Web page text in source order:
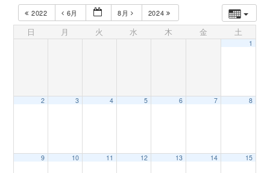
2022 6月 8月 2024
日 月 火 水 木 金 土
1
2 3 4 5 6 7 8
9 10 11 12 13 14 15